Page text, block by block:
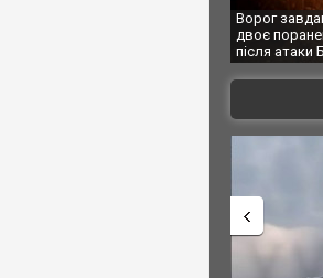
Ворог завдав комбінованого удару по Сумах,
двоє поранених. Ще десятеро постраждали
після атаки БПЛА по ринку на Сумщині. ФОТО